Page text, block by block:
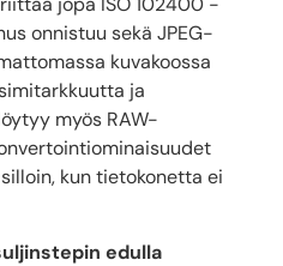
onnistuu sekä JPEG-
kuvakoossa
ja
myös RAW-
kun tietokonetta ei
edulla